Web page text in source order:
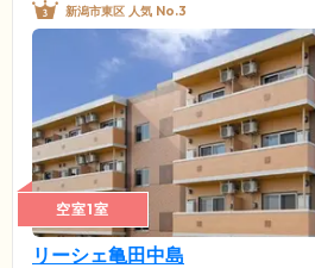
新潟市東区 人気 No.3
空室1室
リーシェ亀田中島